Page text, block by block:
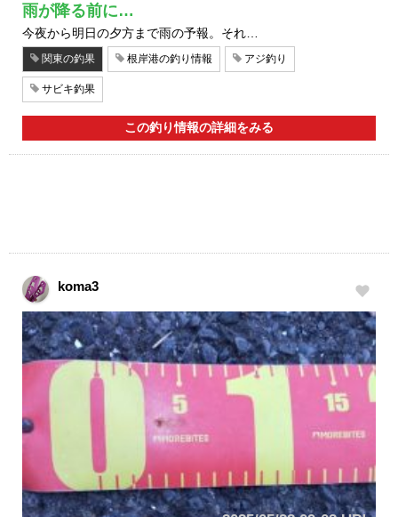
雨が降る前に…
今夜から明日の夕方まで雨の予報。それ…
関東の釣果 根岸港の釣り情報 アジ釣り
サビキ釣果
この釣り情報の詳細をみる
koma3